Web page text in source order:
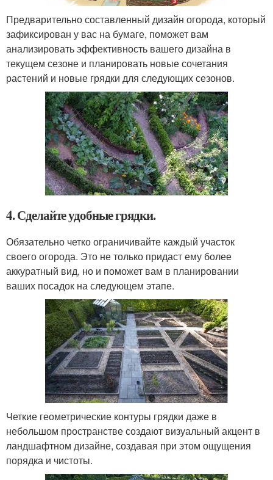
Предварительно составленный дизайн огорода, который
зафиксирован у вас на бумаге, поможет вам
анализировать эффективность вашего дизайна в
текущем сезоне и планировать новые сочетания
растений и новые грядки для следующих сезонов.
4. Сделайте удобные грядки.
Обязательно четко ограничивайте каждый участок
своего огорода. Это не только придаст ему более
аккуратный вид, но и поможет вам в планировании
ваших посадок на следующем этапе.
Четкие геометрические контуры грядки даже в
небольшом пространстве создают визуальный акцент в
ландшафтном дизайне, создавая при этом ощущения
порядка и чистоты.